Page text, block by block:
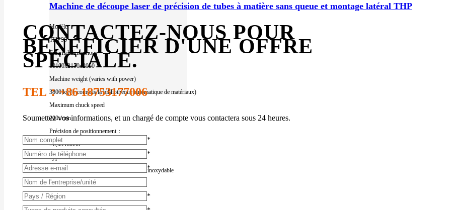
Machine de découpe laser de précision de tubes à matière sans queue et montage latéral THP
Modèle
THP90
External dimensions
10100x2150x2050
Machine weight (varies with power)
3800 kg (y compris la bibliothèque automatique de matériaux)
Maximum chuck speed
200r/min
Précision de positionnement：
±0,03 mm/m
Type de matériau
Aluminium
Acier inoxydable
Zone d'usinage
90mm*6.5m
CONTACTEZ-NOUS POUR
BÉNÉFICIER D'UNE OFFRE
SPÉCIALE.
TEL：+8618753177006
Soumettez vos informations, et un chargé de compte vous contactera sous 24 heures.
*
*
*
*